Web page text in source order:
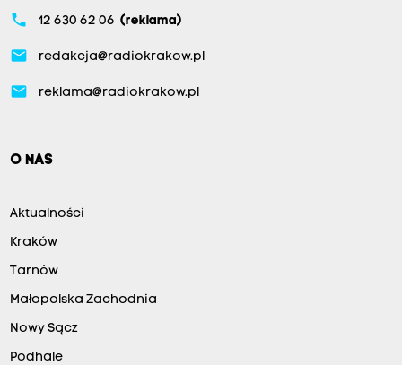
phone 12 630 62 06 (reklama)
email redakcja@radiokrakow.pl
email reklama@radiokrakow.pl
O NAS
Aktualności
Kraków
Tarnów
Małopolska Zachodnia
Nowy Sącz
Podhale